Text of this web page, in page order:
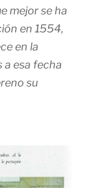
mejor se ha
en 1554,
en la
a esa fecha
su